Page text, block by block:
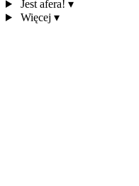
Jest afera! ▾
Więcej ▾